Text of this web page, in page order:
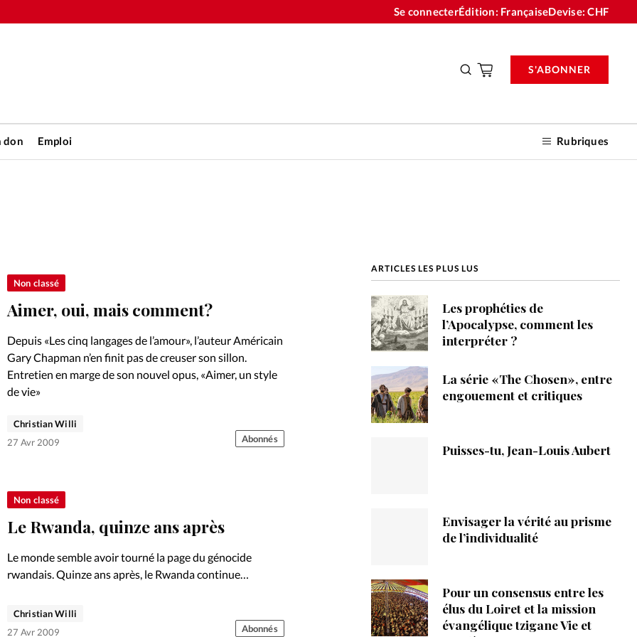
Se connecterÉdition: FrançaiseDevise:CHF
don Emploi Rubriques
S'ABONNER
Foi
Opinions
Mon compte
Emploi
Non classé
Aimer, oui, mais comment?
Depuis «Les cinq langages de l’amour», l’auteur Américain
Gary Chapman n’en finit pas de creuser son sillon.
Entretien en marge de son nouvel opus, «Aimer, un style
de vie»
Christian Willi
27 Avr 2009
Abonnés
Non classé
Le Rwanda, quinze ans après
Le monde semble avoir tourné la page du génocide
rwandais. Quinze ans après, le Rwanda continue
Christian Willi
27 Avr 2009
Abonnés
ARTICLES LES PLUS LUS
Les prophéties de
l’Apocalypse, comment les
interpréter ?
La série «The Chosen», entre
engouement et critiques
Puisses-tu, Jean-Louis Aubert
Envisager la vérité au prisme
de l’individualité
Pour un consensus entre les
élus du Loiret et la mission
évangélique tzigane Vie et